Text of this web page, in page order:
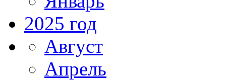
2025 год
Август
Апрель